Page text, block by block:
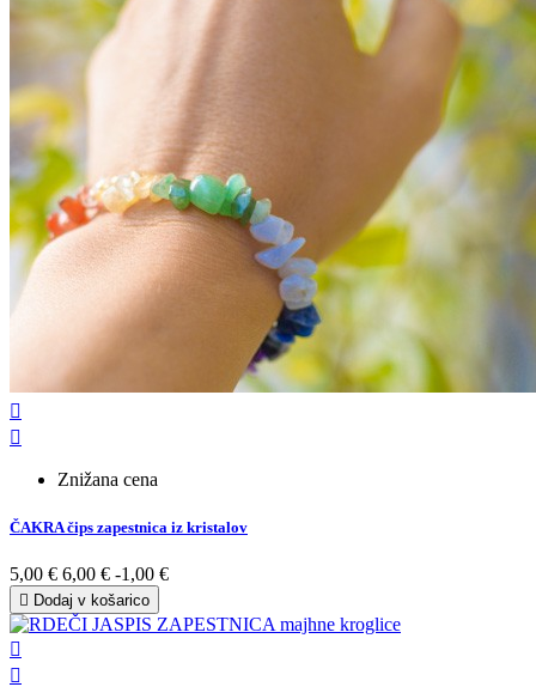


Znižana cena
ČAKRA čips zapestnica iz kristalov
5,00 € 6,00 € -1,00 €
 Dodaj v košarico

